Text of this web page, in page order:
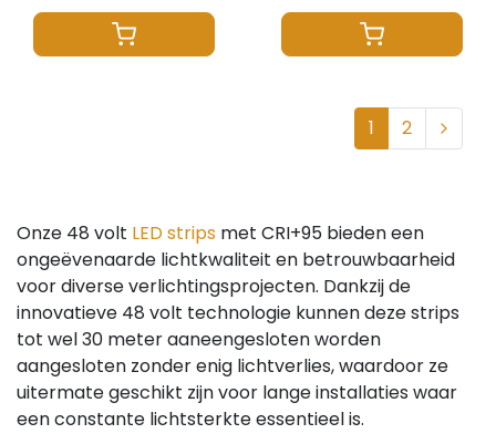
1 2
Onze 48 volt LED strips met CRI+95 bieden een
ongeëvenaarde lichtkwaliteit en betrouwbaarheid
voor diverse verlichtingsprojecten. Dankzij de
innovatieve 48 volt technologie kunnen deze strips
tot wel 30 meter aaneengesloten worden
aangesloten zonder enig lichtverlies, waardoor ze
uitermate geschikt zijn voor lange installaties waar
een constante lichtsterkte essentieel is.